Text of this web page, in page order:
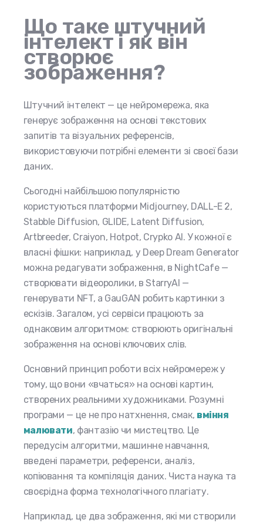
Що таке штучний
інтелект і як він
створює
зображення?
Штучний інтелект — це нейромережа, яка
генерує зображення на основі текстових
запитів та візуальних референсів,
використовуючи потрібні елементи зі своєї бази
даних.
Сьогодні найбільшою популярністю
користуються платформи Midjourney, DALL-E 2,
Stabble Diffusion, GLIDE, Latent Diffusion,
Artbreeder, Craiyon, Hotpot, Crypko AI. У кожної є
власні фішки: наприклад, у Deep Dream Generator
можна редагувати зображення, в NightCafe —
створювати відеоролики, в StarryAI —
генерувати NFT, а GauGAN робить картинки з
ескізів. Загалом, усі сервіси працюють за
однаковим алгоритмом: створюють оригінальні
зображення на основі ключових слів.
Основний принцип роботи всіх нейромереж у
тому, що вони «вчаться» на основі картин,
створених реальними художниками. Розумні
програми — це не про натхнення, смак, вміння
малювати, фантазію чи мистецтво. Це
передусім алгоритми, машинне навчання,
введені параметри, референси, аналіз,
копіювання та компіляція даних. Чиста наука та
своєрідна форма технологічного плагіату.
Наприклад, це два зображення, які ми створили